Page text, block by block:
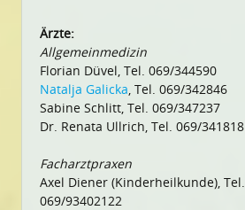
Ärzte:
Allgemeinmedizin
Florian Düvel, Tel. 069/344590
Natalja Galicka, Tel. 069/342846
Sabine Schlitt, Tel. 069/347237
Dr. Renata Ullrich, Tel. 069/341818
Facharztpraxen
Axel Diener (Kinderheilkunde), Tel.
069/93402122